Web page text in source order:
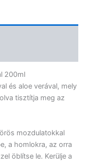
200ml
és aloe verával, mely
tisztítja meg az
mozdulatokkal
a homlokra, az orra
öblítse le. Kerülje a